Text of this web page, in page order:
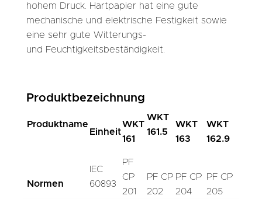
hohem Druck. Hartpapier hat eine gute
mechanische und elektrische Festigkeit sowie
eine sehr gute Witterungs-
und Feuchtigkeitsbeständigkeit.
Produktbezeichnung
Produktname
Einheit
WKT
161
WKT
161.5
WKT
163
WKT
162.9
Normen
IEC
60893
PF
CP
201
PF CP
202
PF CP
204
PF CP
205